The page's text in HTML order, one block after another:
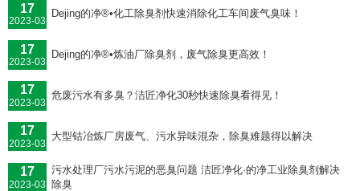
17
2023-03
Dejing的净®•化工除臭剂快速消除化工车间废气臭味！
17
2023-03
Dejing的净®•炼油厂除臭剂，废气除臭更高效！
17
2023-03
危废污水有多臭？洁匠净化30秒快速除臭看得见！
17
2023-03
大型钴冶炼厂房废气、污水异味混杂，除臭难题得以解决
17
2023-03
污水处理厂污水污泥的恶臭问题 洁匠净化·的净工业除臭剂解决
除臭